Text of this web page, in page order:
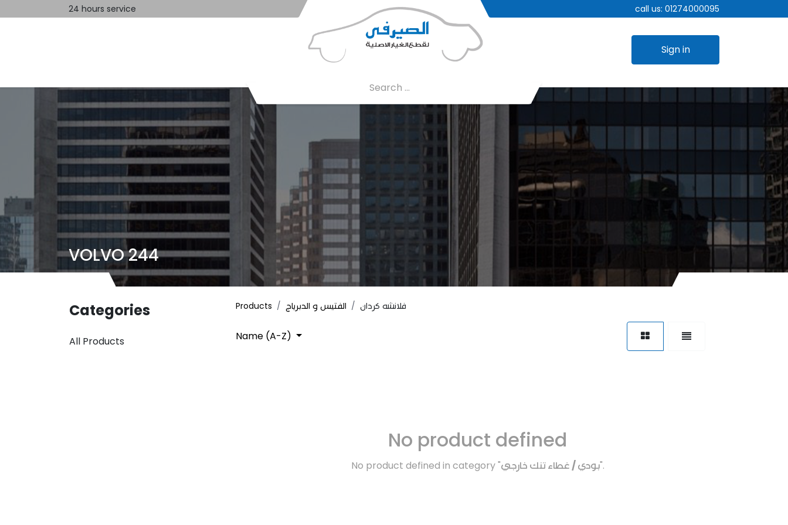
24 hours service call us: 01274000095
Sign in
VOLVO 244
Categories
All Products
Products الفتيس و الدبرياج فلانشه كردان
Name (A-Z)
No product defined
No product defined in category "بودي / غطاء تنك خارجي".